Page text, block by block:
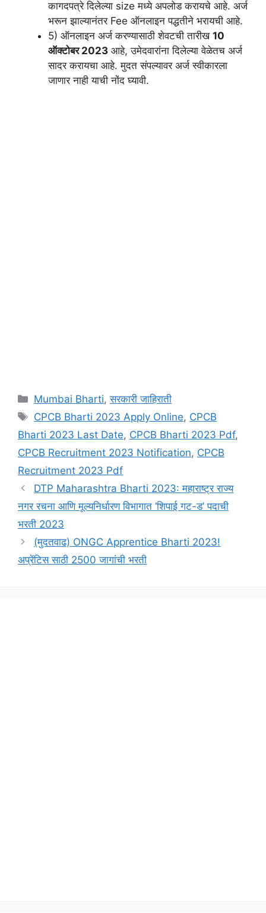
कागदपत्रे दिलेल्या size मध्ये अपलोड करायचे आहे. अर्ज
भरून झाल्यानंतर Fee ऑनलाइन पद्धतीने भरायची आहे.
5) ऑनलाइन अर्ज करण्यासाठी शेवटची तारीख 10
ऑक्टोबर 2023 आहे, उमेदवारांना दिलेल्या वेळेतच अर्ज
सादर करायचा आहे. मुदत संपल्यावर अर्ज स्वीकारला
जाणार नाही याची नोंद घ्यावी.
Categories
Mumbai Bharti,सरकारी जाहिराती
Tags
CPCB Bharti 2023 Apply Online, CPCB
Bharti 2023 Last Date, CPCB Bharti 2023 Pdf,
CPCB Recruitment 2023 Notification, CPCB
Recruitment 2023 Pdf
DTP Maharashtra Bharti 2023: महाराष्ट्र राज्य
नगर रचना आणि मूल्यनिर्धारण विभागात ‘शिपाई गट-ड’ पदाची
भरती 2023
(मुदतवाढ) ONGC Apprentice Bharti 2023!
अप्रेंटिस साठी 2500 जागांची भरती